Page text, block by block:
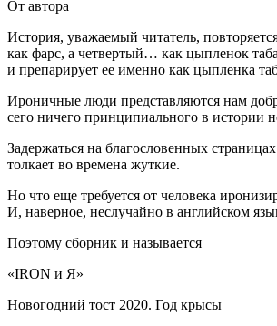
От автора
История, уважаемый читатель,
как фарс, а четвертый… как цыпленок
и препарирует ее именно как цыпленка
Ироничные люди представляются нам
сего ничего принципиального в истории
Задержаться на благословенных
толкает во времена жуткие.
Но что еще требуется от человека
И, наверное, неслучайно в английском
Поэтому сборник и называется
«IRON и Я»
Новогодний тост 2020. Год крысы